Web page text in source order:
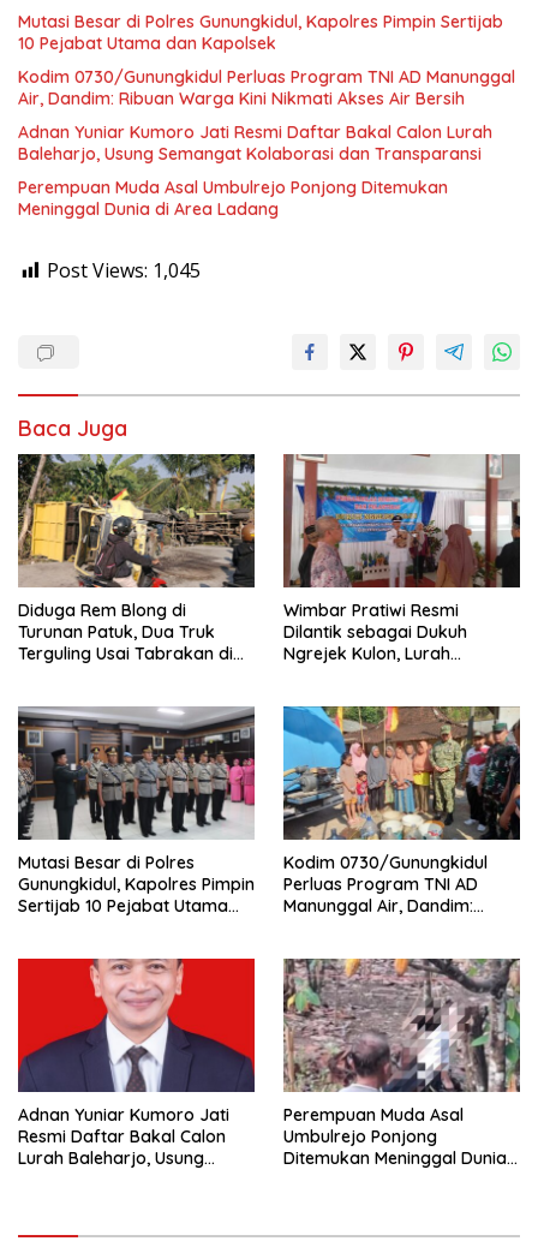
Mutasi Besar di Polres Gunungkidul, Kapolres Pimpin Sertijab
10 Pejabat Utama dan Kapolsek
Kodim 0730/Gunungkidul Perluas Program TNI AD Manunggal
Air, Dandim: Ribuan Warga Kini Nikmati Akses Air Bersih
Adnan Yuniar Kumoro Jati Resmi Daftar Bakal Calon Lurah
Baleharjo, Usung Semangat Kolaborasi dan Transparansi
Perempuan Muda Asal Umbulrejo Ponjong Ditemukan
Meninggal Dunia di Area Ladang
Post Views: 1,045
Baca Juga
Diduga Rem Blong di
Turunan Patuk, Dua Truk
Terguling Usai Tabrakan di
Wimbar Pratiwi Resmi
Dilantik sebagai Dukuh
Ngrejek Kulon, Lurah
Warga
Mutasi Besar di Polres
Gunungkidul, Kapolres Pimpin
Sertijab 10 Pejabat Utama
Kodim 0730/Gunungkidul
Perluas Program TNI AD
Manunggal Air, Dandim:
Adnan Yuniar Kumoro Jati
Resmi Daftar Bakal Calon
Lurah Baleharjo, Usung
Perempuan Muda Asal
Umbulrejo Ponjong
Ditemukan Meninggal Dunia